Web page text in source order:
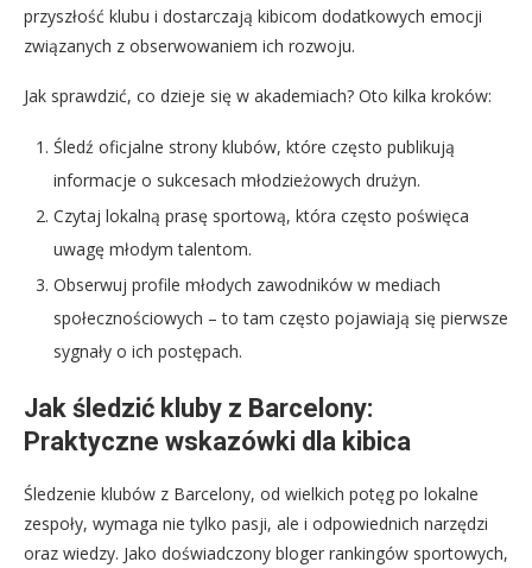
przyszłość klubu i dostarczają kibicom dodatkowych emocji
związanych z obserwowaniem ich rozwoju.
Jak sprawdzić, co dzieje się w akademiach? Oto kilka kroków:
Śledź oficjalne strony klubów, które często publikują
informacje o sukcesach młodzieżowych drużyn.
Czytaj lokalną prasę sportową, która często poświęca
uwagę młodym talentom.
Obserwuj profile młodych zawodników w mediach
społecznościowych – to tam często pojawiają się pierwsze
sygnały o ich postępach.
Jak śledzić kluby z Barcelony:
Praktyczne wskazówki dla kibica
Śledzenie klubów z Barcelony, od wielkich potęg po lokalne
zespoły, wymaga nie tylko pasji, ale i odpowiednich narzędzi
oraz wiedzy. Jako doświadczony bloger rankingów sportowych,